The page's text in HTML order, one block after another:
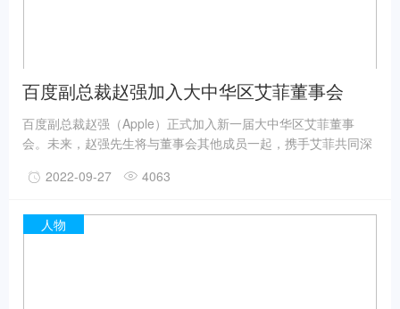
百度副总裁赵强加入大中华区艾菲董事会
百度副总裁赵强（Apple）正式加入新一届大中华区艾菲董事
会。未来，赵强先生将与董事会其他成员一起，携手艾菲共同深
效营销作品及其实践者，推动品牌商业价值增长。
2022-09-27 4063
人物